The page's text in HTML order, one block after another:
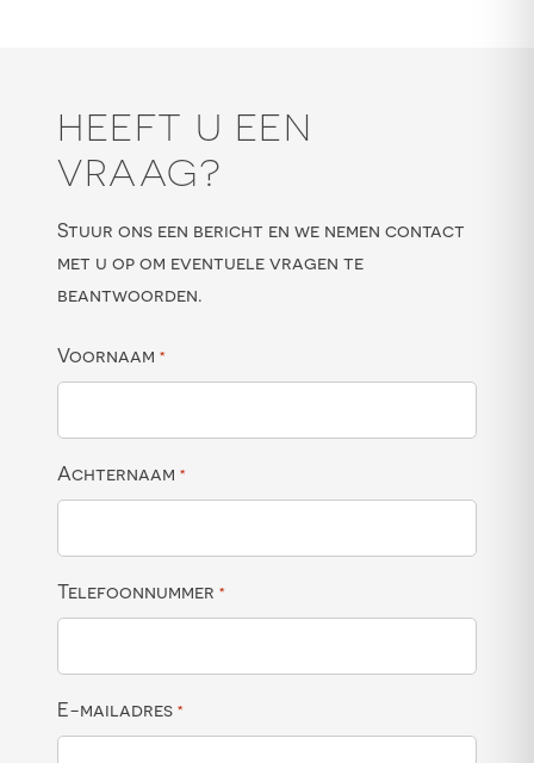
HEEFT U EEN
VRAAG?
Stuur ons een bericht en we nemen contact
met u op om eventuele vragen te
beantwoorden.
Voornaam *
Achternaam *
Telefoonnummer *
E-mailadres *